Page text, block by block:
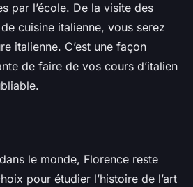
par l’école. De la visite des
cuisine italienne, vous serez
italienne. C’est une façon
de faire de vos cours d’italien
le monde, Florence reste
pour étudier l’histoire de l’art